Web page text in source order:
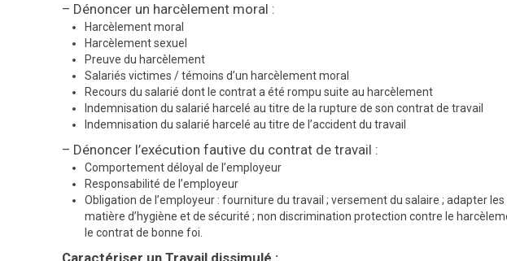
– Dénoncer un harcèlement moral :
Harcèlement moral
Harcèlement sexuel
Preuve du harcèlement
Salariés victimes / témoins d’un harcèlement moral
Recours du salarié dont le contrat a été rompu suite au harcèlement
Indemnisation du salarié harcelé au titre de la rupture de son contrat de travail
Indemnisation du salarié harcelé au titre de l’accident du travail
– Dénoncer l’exécution fautive du contrat de travail :
Comportement déloyal de l’employeur
Responsabilité de l’employeur
Obligation de l’employeur : fourniture du travail ; versement du salaire ; adapter
matière d’hygiène et de sécurité ; non discrimination protection contre le
le contrat de bonne foi.
Caractériser un Travail dissimulé :